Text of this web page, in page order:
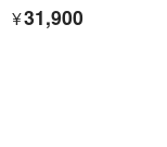
¥31,900